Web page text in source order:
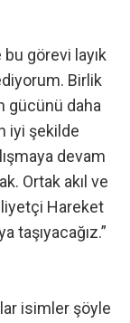
bu görevi layık
Birlik
gücünü daha
iyi şekilde
devam
Ortak akıl ve
Hareket
taşıyacağız.”
isimler şöyle